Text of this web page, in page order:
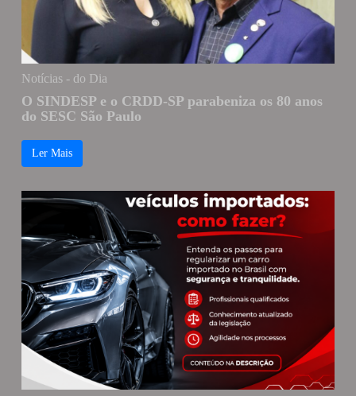
Notícias - do Dia
O SINDESP e o CRDD-SP parabeniza os 80 anos
do SESC São Paulo
Ler Mais